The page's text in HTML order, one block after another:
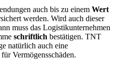
auch bis zu einem Wert
werden. Wird auch dieser
muss das Logistikunternehmen
schriftlich bestätigen. TNT
natürlich auch eine
Vermögensschäden.